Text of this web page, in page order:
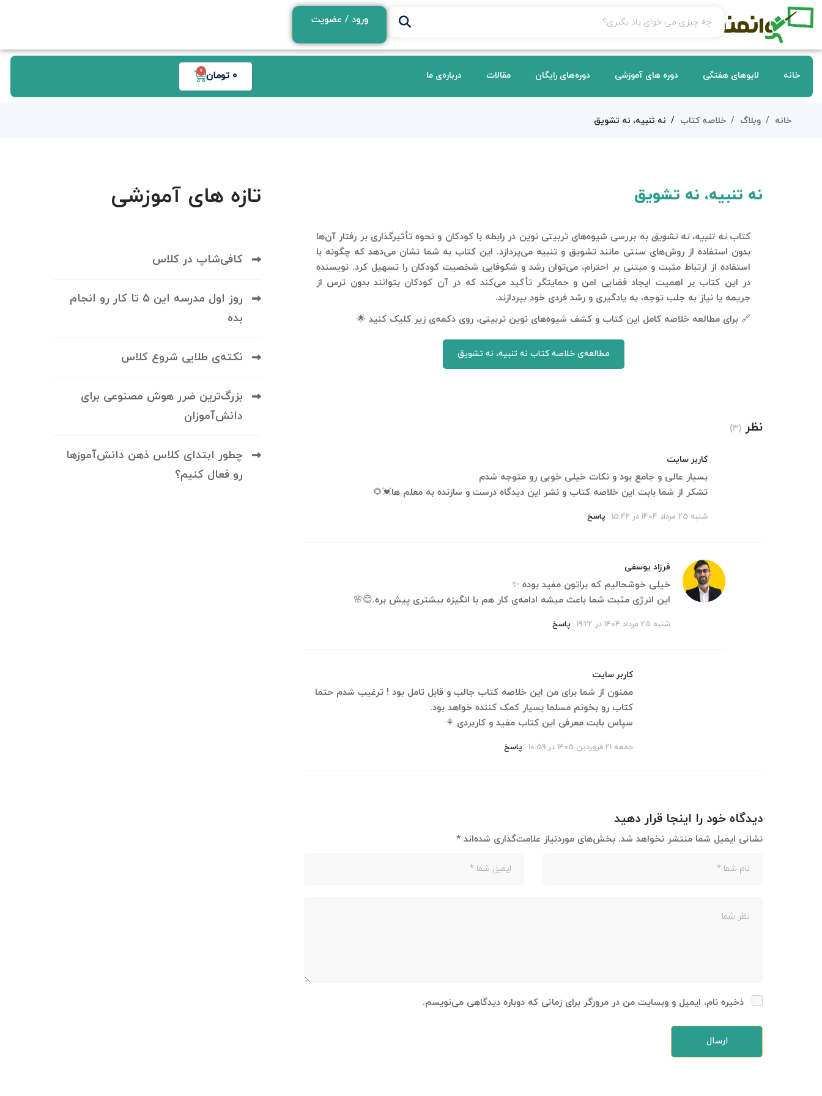
ورود / عضویت
خانه لایوهای هفتگی دوره های آموزشی دوره‌های رایگان مقالات درباره‌ی ما 0 تومان 0
خانه وبلاگ خلاصه کتاب نه تنبیه، نه تشویق
نه تنبیه، نه تشویق
کتابنه تنبیه، نه تشویق به بررسی شیوه‌های تربیتی نوین در رابطه با کودکان و نحوه تأثیرگذاری بر رفتار آن‌ها
بدون استفاده از روش‌های سنتی مانند تشویق و تنبیه می‌پردازد. این کتاب به شما نشان می‌دهد که چگونه با
استفاده از ارتباط مثبت و مبتنی بر احترام، می‌توان رشد و شکوفایی شخصیت کودکان را تسهیل کرد. نویسنده
در این کتاب بر اهمیت ایجاد فضایی امن و حمایتگر تأکید می‌کند که در آن کودکان بتوانند بدون ترس از
جریمه یا نیاز به جلب توجه، به یادگیری و رشد فردی خود بپردازند.
🔗 برای مطالعه خلاصه کامل این کتاب و کشف شیوه‌های نوین تربیتی، روی دکمه‌ی زیر کلیک کنید 🌟
مطالعه‌ی خلاصه کتاب نه تنبیه، نه تشویق
نظر (3)
کاربر سایت
بسیار عالی و جامع بود و نکات خیلی خوبی رو متوجه شدم
تشکر از شما بابت این خلاصه کتاب و نشر این دیدگاه درست و سازنده به معلم ها💓🌻
شنبه 25 مرداد 1404 در 15:42 پاسخ
فرزاد یوسفی
خیلی خوشحالیم که براتون مفید بوده ✨
این انرژی مثبت شما باعث میشه ادامه‌ی کار هم با انگیزه بیشتری پیش بره.😊🌸
شنبه 25 مرداد 1404 در 19:22 پاسخ
کاربر سایت
ممنون از شما برای من این خلاصه کتاب جالب و قابل تامل بود ! ترغیب شدم حتما
کتاب رو بخونم مسلما بسیار کمک کننده خواهد بود.
سپاس بابت معرفی این کتاب مفید و کاربردی ⚘️
جمعه 21 فروردین 1405 در 10:59 پاسخ
دیدگاه خود را اینجا قرار دهید
نشانی ایمیل شما منتشر نخواهد شد. بخش‌های موردنیاز علامت‌گذاری شده‌اند *
ذخیره نام، ایمیل و وبسایت من در مرورگر برای زمانی که دوباره دیدگاهی می‌نویسم.
تازه های آموزشی
کافی‌شاپ در کلاس
روز اول مدرسه این 5 تا کار رو انجام
بده
نکته‌ی طلایی شروع کلاس
بزرگ‌ترین ضرر هوش مصنوعی برای
دانش‌آموزان
چطور ابتدای کلاس ذهن دانش‌آموزها
رو فعال کنیم؟